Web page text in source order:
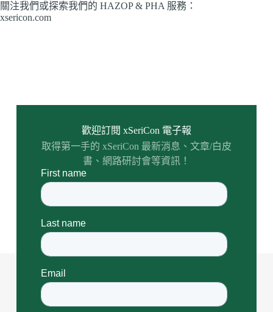
關注我們或探索我們的 HAZOP & PHA 服務：
xsericon.com
歡迎訂閱 xSeriCon 電子報
取得第一手的 xSeriCon 最新消息、文章/白皮
書、網路研討會等資訊！